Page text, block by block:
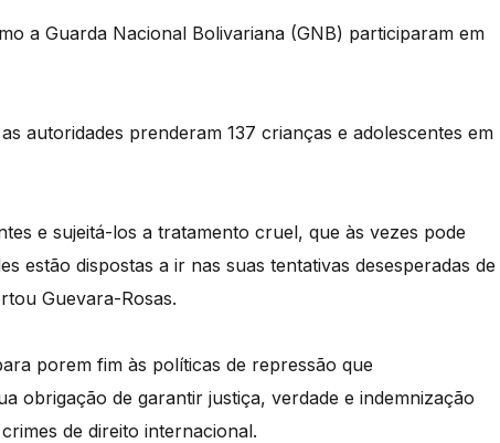
a Guarda Nacional Bolivariana (GNB) participaram em
autoridades prenderam 137 crianças e adolescentes em
e sujeitá-los a tratamento cruel, que às vezes pode
estão dispostas a ir nas suas tentativas desesperadas de
Guevara-Rosas.
porem fim às políticas de repressão que
obrigação de garantir justiça, verdade e indemnização
de direito internacional.